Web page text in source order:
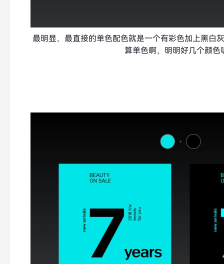
最明显、最直接的单色配色就是一个有彩色加上黑白
算单色啊，明明好几个颜色